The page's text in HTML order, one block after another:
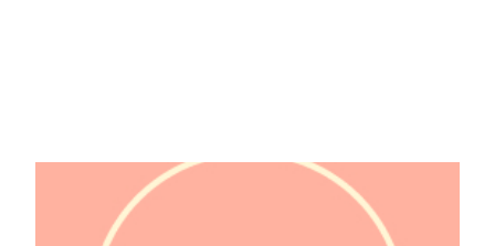
Diderot Denis 1713-1784